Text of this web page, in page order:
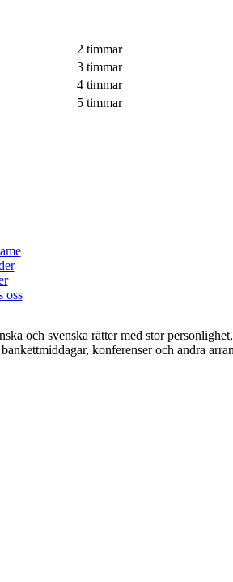
2 timmar
3 timmar
4 timmar
5 timmar
oss
och svenska rätter med stor
konferenser och andra